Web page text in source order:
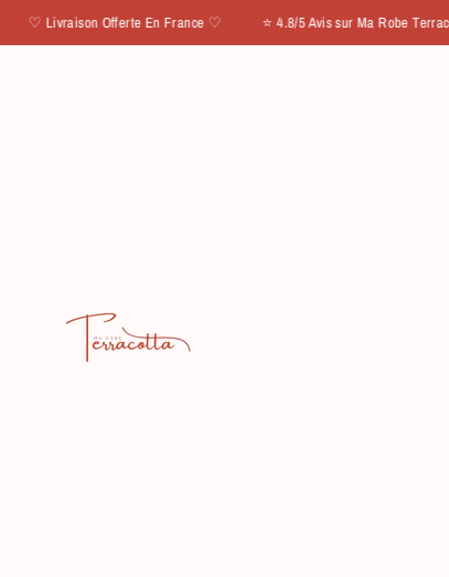
Offerte En France ♡ ⭐ 4.8/5 Avis sur Ma Robe Terracotta